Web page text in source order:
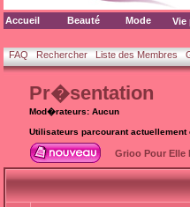
Accueil Beauté Mode
FAQ Rechercher Liste des Membres
Pr�sentation
Mod�rateurs: Aucun
Utilisateurs parcourant actuellement
Grioo Pour Elle